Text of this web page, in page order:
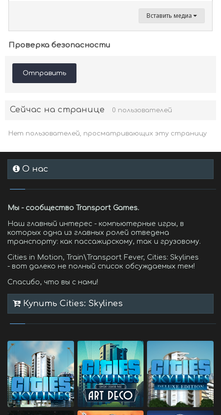
Вставить медиа
Проверка безопасности
Отправить
Сейчас на странице 0 пользователей
Нет пользователей, просматривающих эту страницу
О нас
Мы - сообщество Transport Games.
Наш главный интерес - компьютерные игры, в
которых одна из главных ролей отведена
транспорту: как пассажирскому, так и грузовому.
Cities in Motion, Train\Transport Fever, Cities: Skylines
- вот далеко не полный список обсуждаемых тем!
Спасибо, что вы с нами!
Купить Cities: Skylines